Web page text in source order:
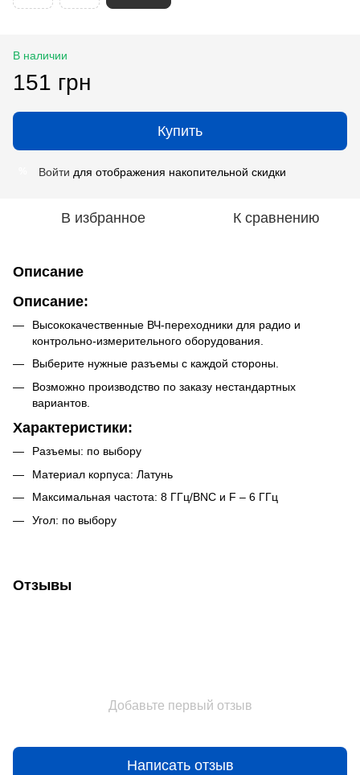
В наличии
151 грн
Купить
Войти для отображения накопительной скидки
В избранное К сравнению
Описание
Описание:
Высококачественные ВЧ-переходники для радио и
контрольно-измерительного оборудования.
Выберите нужные разъемы с каждой стороны.
Возможно производство по заказу нестандартных
вариантов.
Характеристики:
Разъемы: по выбору
Материал корпуса: Латунь
Максимальная частота: 8 ГГц/BNC и F – 6 ГГц
Угол: по выбору
Отзывы
Добавьте первый отзыв
Написать отзыв